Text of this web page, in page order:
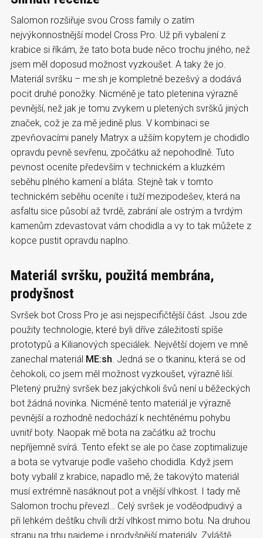
Salomon rozšiřuje svou Cross family o zatím
nejvýkonnostnější model Cross Pro. Už při vybalení z
krabice si říkám, že tato bota bude něco trochu jiného, než
jsem měl doposud možnost vyzkoušet. A taky že jo.
Materiál svršku – me:sh je kompletně bezešvý a dodává
pocit druhé ponožky. Nicméně je tato pletenina výrazně
pevnější, než jak je tomu zvykem u pletených svršků jiných
značek, což je za mě jedině plus. V kombinaci se
zpevňovacími panely Matryx a užším kopytem je chodidlo
opravdu pevně sevřenu, zpočátku až nepohodlně. Tuto
pevnost oceníte především v technickém a kluzkém
seběhu plného kamení a bláta. Stejně tak v tomto
technickém seběhu oceníte i tuží mezipodešev, která na
asfaltu sice působí až tvrdě, zabrání ale ostrým a tvrdým
kamenům zdevastovat vám chodidla a vy to tak můžete z
kopce pustit opravdu naplno.
Materiál svršku, použitá membrána,
prodyšnost
Svršek bot Cross Pro je asi nejspecifičtější část. Jsou zde
použity technologie, které byli dříve záležitostí spíše
prototypů a Kilianových speciálek. Největší dojem ve mně
zanechal materiál ME:sh . Jedná se o tkaninu, která se od
čehokoli, co jsem měl možnost vyzkoušet, výrazně liší.
Pletený pružný svršek bez jakýchkoli švů není u běžeckých
bot žádná novinka. Nicméně tento materiál je výrazně
pevnější a rozhodně nedochází k nechtěnému pohybu
uvnitř boty. Naopak mě bota na začátku až trochu
nepříjemně svírá. Tento efekt se ale po čase zoptimalizuje
a bota se vytvaruje podle vašeho chodidla. Když jsem
boty vybalil z krabice, napadlo mě, že takovýto materiál
musí extrémně nasáknout pot a vnější vlhkost. I tady mě
Salomon trochu převezl… Celý svršek je voděodpudivý a
při lehkém deštíku chvíli drží vlhkost mimo botu. Na druhou
stranu na trhu najdeme i prodyšnější materiály. Zvláště